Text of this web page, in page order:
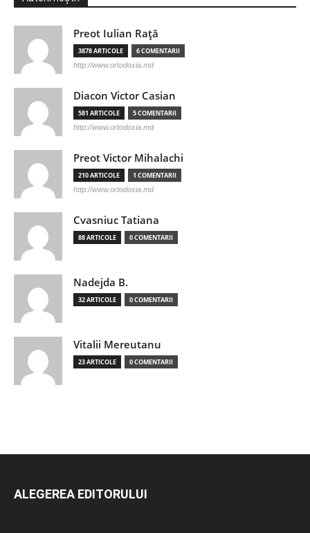
Preot Iulian Raţă
3878 ARTICOLE 6 COMENTARII
http://www.ortodoxia.md
Diacon Victor Casian
581 ARTICOLE 5 COMENTARII
http://www.ortodoxia.md
Preot Victor Mihalachi
210 ARTICOLE 1 COMENTARII
http://www.ortodoxia.md
Cvasniuc Tatiana
88 ARTICOLE 0 COMENTARII
Nadejda B.
32 ARTICOLE 0 COMENTARII
Vitalii Mereutanu
23 ARTICOLE 0 COMENTARII
ALEGEREA EDITORULUI